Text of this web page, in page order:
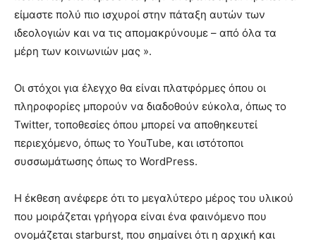
είμαστε πολύ πιο ισχυροί στην πάταξη αυτών των
ιδεολογιών και να τις απομακρύνουμε – από όλα τα
μέρη των κοινωνιών μας ».
Οι στόχοι για έλεγχο θα είναι πλατφόρμες όπου οι
πληροφορίες μπορούν να διαδοθούν εύκολα, όπως το
Twitter, τοποθεσίες όπου μπορεί να αποθηκευτεί
περιεχόμενο, όπως το YouTube, και ιστότοποι
συσσωμάτωσης όπως το WordPress.
Η έκθεση ανέφερε ότι το μεγαλύτερο μέρος του υλικού
που μοιράζεται γρήγορα είναι ένα φαινόμενο που
ονομάζεται starburst, που σημαίνει ότι η αρχική και